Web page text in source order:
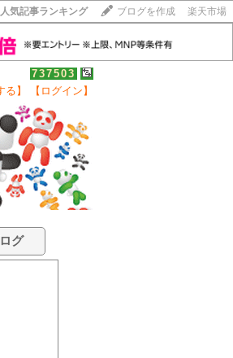
人気記事ランキング ブログを作成 楽天市場
737503
る】 【ログイン】
グ